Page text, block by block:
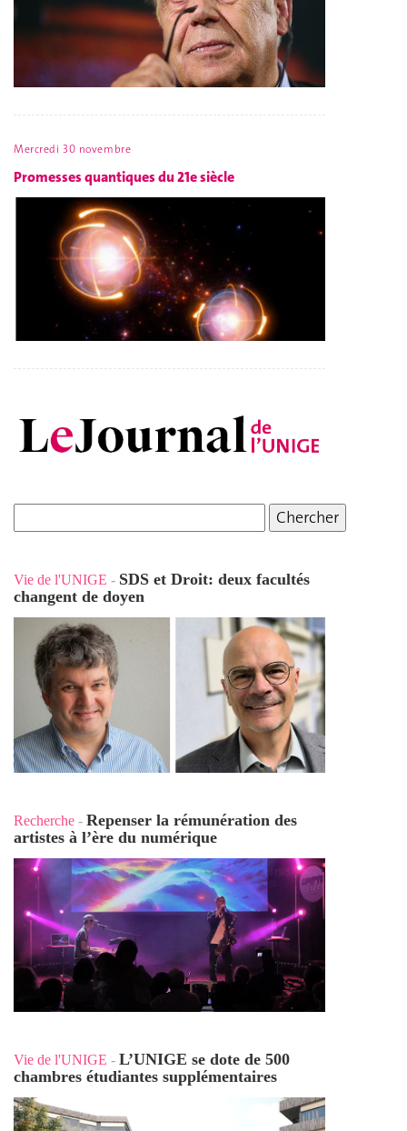
Mercredi 30 novembre
Promesses quantiques du 21e siècle
Vie de l'UNIGE - SDS et Droit: deux facultés
changent de doyen
Recherche - Repenser la rémunération des
artistes à l’ère du numérique
Vie de l'UNIGE - L’UNIGE se dote de 500
chambres étudiantes supplémentaires